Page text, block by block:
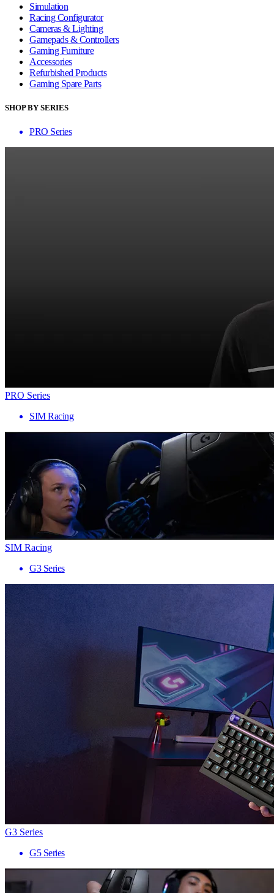
Simulation
Racing Configurator
Cameras & Lighting
Gamepads & Controllers
Gaming Furniture
Accessories
Refurbished Products
Gaming Spare Parts
SHOP BY SERIES
PRO Series
PRO Series
SIM Racing
SIM Racing
G3 Series
G3 Series
G5 Series